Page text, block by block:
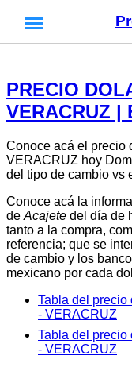
PRECIO
VERACRUZ |
Conoce acá el precio
VERACRUZ hoy
del tipo de cambio vs
Conoce acá la
de Acajete del día de
tanto a la compra,
referencia; que se
de cambio y los
mexicano por cada
Tabla del precio
- VERACRUZ
Tabla del precio
- VERACRUZ